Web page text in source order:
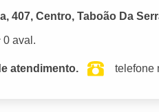
407, Centro, Taboão Da
0 aval.
atendimento. telefone